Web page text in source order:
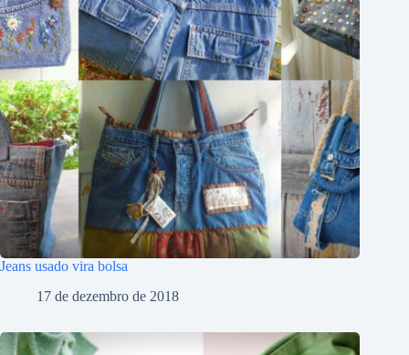
Jeans usado vira bolsa
17 de dezembro de 2018